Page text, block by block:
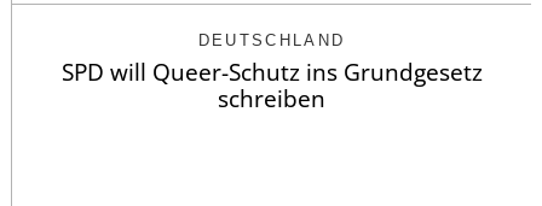
DEUTSCHLAND
SPD will Queer-Schutz ins Grundgesetz
schreiben